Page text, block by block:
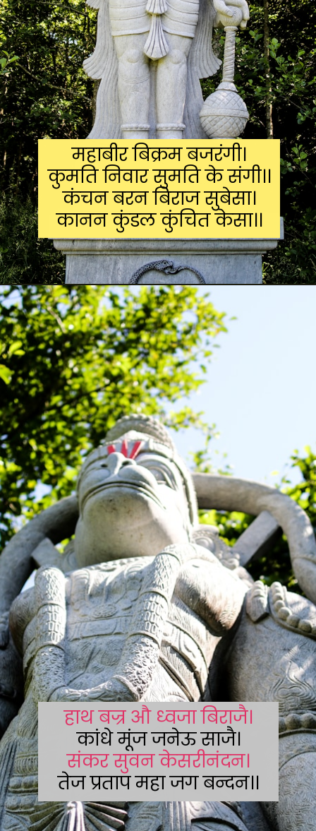
महाबीर बिक्रम बजरंगी।
कुमति निवार सुमति के संगी।।
कंचन बरन बिराज सुबेसा।
कानन कुंडल कुंचित केसा।।
हाथ बज्र औ ध्वजा बिराजै।
कांधे मूंज जनेऊ साजै।
संकर सुवन केसरीनंदन।
तेज प्रताप महा जग बन्दन।।